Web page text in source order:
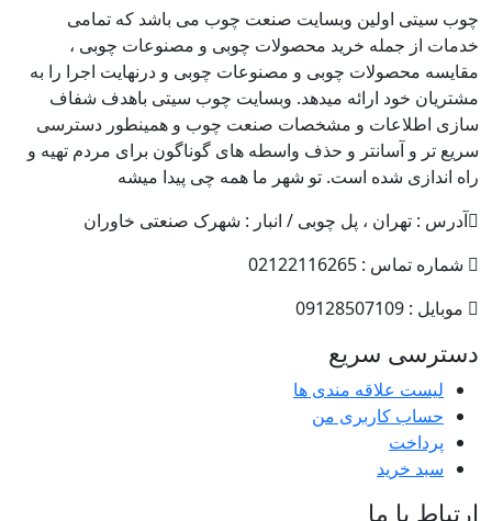
چوب سیتی اولین وبسایت صنعت چوب می باشد که تمامی
خدمات از جمله خرید محصولات چوبی و مصنوعات چوبی ،
مقایسه محصولات چوبی و مصنوعات چوبی و درنهایت اجرا را به
مشتریان خود ارائه میدهد. وبسایت چوب سیتی باهدف شفاف
سازی اطلاعات و مشخصات صنعت چوب و همینطور دسترسی
سریع تر و آسانتر و حذف واسطه های گوناگون برای مردم تهیه و
راه اندازی شده است. تو شهر ما همه چی پیدا میشه
آدرس : تهران ، پل چوبی / انبار : شهرک صنعتی خاوران
شماره تماس : 02122116265
موبایل : 09128507109
دسترسی سریع
لیست علاقه مندی ها
حساب کاربری من
پرداخت
سبد خرید
ارتباط با ما